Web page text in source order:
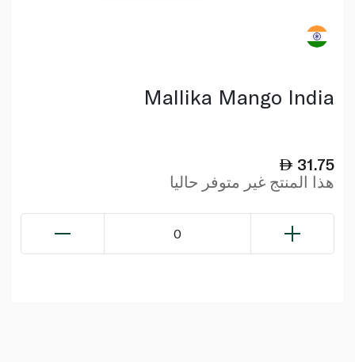
Mallika Mango India
31.75
هذا المنتج غير متوفر حاليا
0